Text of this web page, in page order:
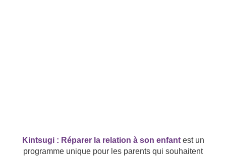
Kintsugi : Réparer la relation à son enfantest un
programme unique pour les parents qui souhaitent